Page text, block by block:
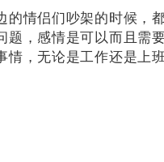
情侣们吵架的时候，
，感情是可以而且需要
情，无论是工作还是上